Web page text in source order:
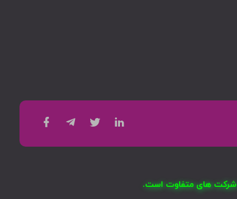
شرکت های متفاوت است.